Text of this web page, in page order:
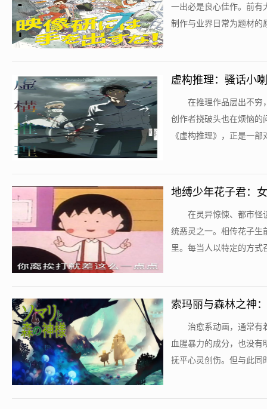
一出必是良心佳作。前有
制作与业界日常为题材的
虚构推理：骚话小
在推理作品层出不穷
创作者挠破头也在烦恼的
《虚构推理》，正是一
地缚少年花子君：
在灵异惊悚、都市怪
统恶灵之一。相传花子生
里。每当人以特定的方式
索玛丽与森林之神
治愈系动画，通常有
血腥暴力的成分，也没
抚平心灵创伤。但与此同